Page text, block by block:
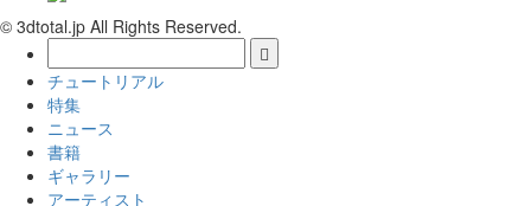
© 3dtotal.jp All Rights Reserved.
チュートリアル
特集
ニュース
書籍
ギャラリー
アーティスト